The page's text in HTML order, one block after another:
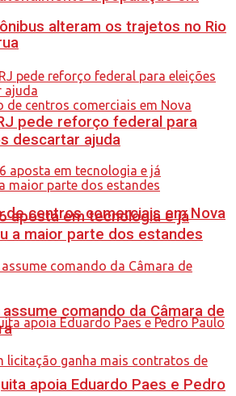
de centros comerciais em Nova
apoia Eduardo Paes e Pedro
alteram os trajetos no Rio
pede reforço federal para
descartar ajuda
aposta em tecnologia e já
a maior parte dos estandes
comando da Câmara de